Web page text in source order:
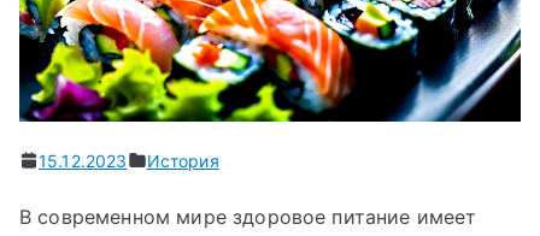
15.12.2023 История
В современном мире здоровое питание имеет